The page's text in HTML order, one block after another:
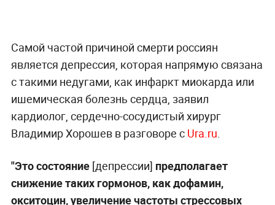
Самой частой причиной смерти россиян
является депрессия, которая напрямую связана
с такими недугами, как инфаркт миокарда или
ишемическая болезнь сердца, заявил
кардиолог, сердечно-сосудистый хирург
Владимир Хорошев в разговоре с Ura.ru
"Это состояние[депрессии] предполагает
снижение таких гормонов, как дофамин,
окситоцин, увеличение частоты стрессовых